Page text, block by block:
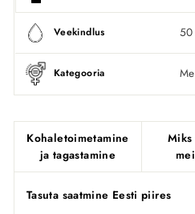
Veekindlus
Kategooria
Kohaletoimetamine
ja tagastamine
Miks
Tasuta saatmine Eesti piires